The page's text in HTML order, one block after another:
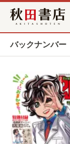
秋田書店
バックナンバー